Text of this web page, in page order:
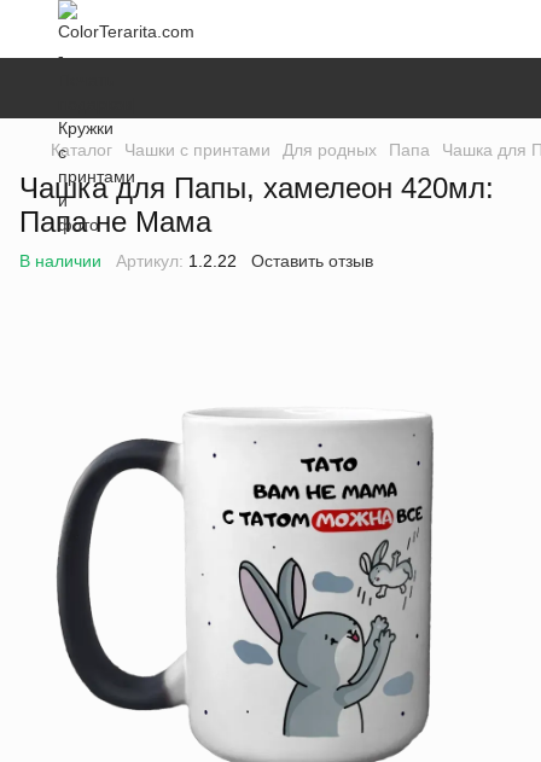
Каталог Чашки с принтами Для родных Папа Чашка для
Чашка для Папы, хамелеон 420мл:
Папа не Мама
В наличии Артикул: 1.2.22 Оставить отзыв